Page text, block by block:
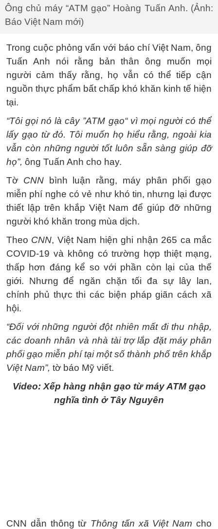
Ông chủ máy “ATM gạo” Hoàng Tuấn Anh. (Ảnh:
Báo Việt Nam mới)
Trong cuộc phỏng vấn với báo chí Việt Nam, ông
Tuấn Anh nói rằng bản thân ông muốn mọi
người cảm thấy rằng, họ vẫn có thể tiếp cận
nguồn thực phẩm bất chấp khó khăn kinh tế hiện
tại.
“Tôi gọi nó là cây ”ATM gạo“ vì mọi người có thể
lấy gạo từ đó. Tôi muốn họ hiểu rằng, ngoài kia
vẫn còn những người tốt luôn sẵn sàng giúp đỡ
họ”, ông Tuấn Anh cho hay.
Tờ CNNbình luận rằng, máy phân phối gạo
miễn phí nghe có vẻ như khó tin, nhưng lại được
thiết lập trên khắp Việt Nam để giúp đỡ những
người khó khăn trong mùa dịch.
Theo CNN, Việt Nam hiện ghi nhận 265 ca mắc
COVID-19 và không có trường hợp thiệt mạng,
thấp hơn đáng kể so với phần còn lại của thế
giới. Nhưng để ngăn chặn tối đa sự lây lan,
chính phủ thực thi các biện pháp giãn cách xã
hội.
“Đối với những người đột nhiên mất đi thu nhập,
các doanh nhân và nhà tài trợ lắp đặt máy phân
phối gạo miễn phí tại một số thành phố trên khắp
Việt Nam”, tờ báo Mỹ viết.
Video: Xếp hàng nhận gạo từ máy ATM gạo
nghĩa tình ở Tây Nguyên
CNN dẫn thông từ Thông tấn xã Việt Nam cho